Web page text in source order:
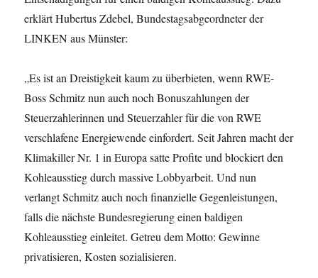
erklärt Hubertus Zdebel, Bundestagsabgeordneter der
LINKEN aus Münster:
„Es ist an Dreistigkeit kaum zu überbieten, wenn RWE-
Boss Schmitz nun auch noch Bonuszahlungen der
Steuerzahlerinnen und Steuerzahler für die von RWE
verschlafene Energiewende einfordert. Seit Jahren macht der
Klimakiller Nr. 1 in Europa satte Profite und blockiert den
Kohleausstieg durch massive Lobbyarbeit. Und nun
verlangt Schmitz auch noch finanzielle Gegenleistungen,
falls die nächste Bundesregierung einen baldigen
Kohleausstieg einleitet. Getreu dem Motto: Gewinne
privatisieren, Kosten sozialisieren.